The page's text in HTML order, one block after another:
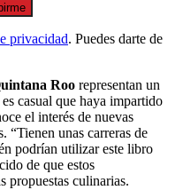
privacidad. Puedes darte de
Roo representan un
casual que haya impartido
el interés de nuevas
“Tienen unas carreras de
podrían utilizar este libro
de que estos
propuestas culinarias.